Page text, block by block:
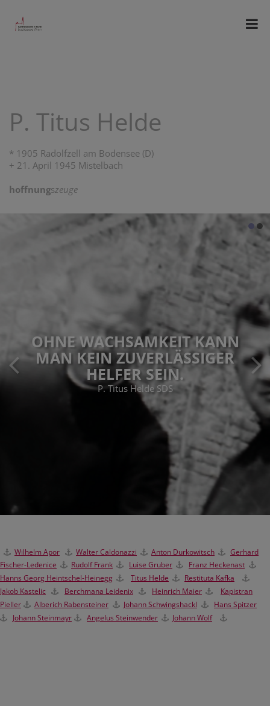
P. Titus Helde
* 1905 Radolfzell am Bodensee (D)
+ 21. April 1945 Mistelbach
hoffnungszeuge
OHNE WACHSAMKEIT KANN
MAN KEIN ZUVERLÄSSIGER
HELFER SEIN.
P. Titus Helde SDS
Wilhelm Apor Walter Caldonazzi Anton Durkowitsch
Gerhard
Fischer-Ledenice
Rudolf Frank Luise Gruber
Franz Heckenast
Hanns Georg Heintschel-Heinegg
Titus Helde
Restituta Kafka
Jakob Kastelic
Berchmana Leidenix Heinrich Maier
Kapistran
Pieller
Alberich Rabensteiner Johann Schwingshackl
Hans Spitzer
Johann Steinmayr
Angelus Steinwender Johann Wolf